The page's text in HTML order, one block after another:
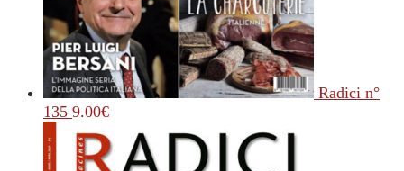
Radici n°
135 9.00€